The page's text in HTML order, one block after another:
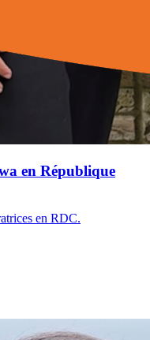
en République
en RDC.